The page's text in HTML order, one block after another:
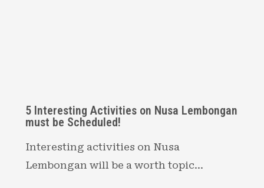
5 Interesting Activities on Nusa Lembongan
must be Scheduled!
Interesting activities on Nusa
Lembongan will be a worth topic…